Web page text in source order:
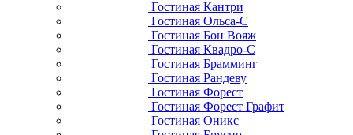
Гостиная Кантри
Гостиная Ольса-С
Гостиная Бон Вояж
Гостиная Квадро-С
Гостиная Брамминг
Гостиная Рандеву
Гостиная Форест
Гостиная Форест Графит
Гостиная Оникс